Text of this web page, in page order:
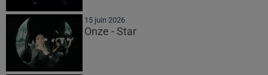
15 juin 2026
Onze - Star